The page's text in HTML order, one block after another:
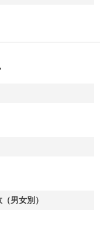
男女別）